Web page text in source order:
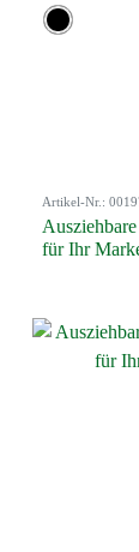
Artikel-Nr.:
für Ihr